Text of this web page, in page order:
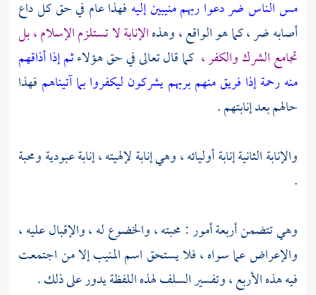
مس الناس ضر دعوا ربهم منيبين إليه فهذا عام في حق كل داع
أصابه ضر ، كما هو الواقع ، وهذهالإنابة لا تستلزم الإسلام ، بل
تجامع الشرك والكفر ، كما قال تعالى في حق هؤلاءثم إذا أذاقهم
منه رحمة إذا فريق منهم بربهم يشركون ليكفروا بما آتيناهم فهذا
حالهم بعد إنابتهم .
والإنابة الثانية إنابة أوليائه ، وهي إنابة لإلهيته ، إنابة عبودية ومحبة
.
وهي تتضمن أربعة أمور : محبته ، والخضوع له ، والإقبال عليه ،
والإعراض عما سواه ، فلا يستحق اسم المنيب إلا من اجتمعت
فيه هذه الأربع ، وتفسير السلف لهذه اللفظة يدور على ذلك .